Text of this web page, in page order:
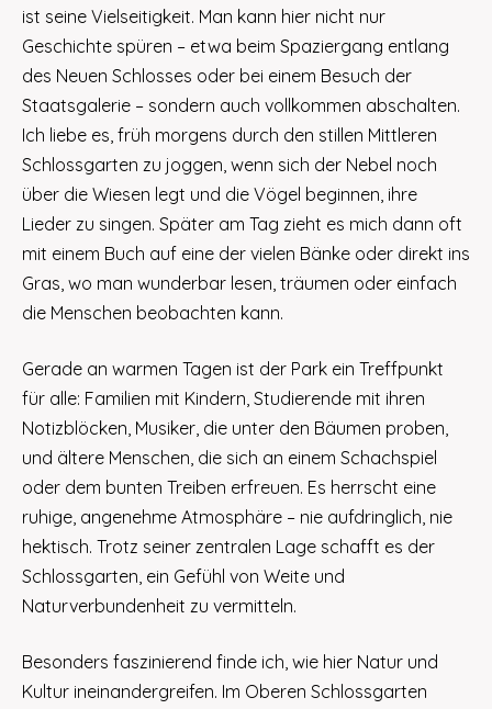
ist seine Vielseitigkeit. Man kann hier nicht nur
Geschichte spüren – etwa beim Spaziergang entlang
des Neuen Schlosses oder bei einem Besuch der
Staatsgalerie – sondern auch vollkommen abschalten.
Ich liebe es, früh morgens durch den stillen Mittleren
Schlossgarten zu joggen, wenn sich der Nebel noch
über die Wiesen legt und die Vögel beginnen, ihre
Lieder zu singen. Später am Tag zieht es mich dann oft
mit einem Buch auf eine der vielen Bänke oder direkt ins
Gras, wo man wunderbar lesen, träumen oder einfach
die Menschen beobachten kann.
Gerade an warmen Tagen ist der Park ein Treffpunkt
für alle: Familien mit Kindern, Studierende mit ihren
Notizblöcken, Musiker, die unter den Bäumen proben,
und ältere Menschen, die sich an einem Schachspiel
oder dem bunten Treiben erfreuen. Es herrscht eine
ruhige, angenehme Atmosphäre – nie aufdringlich, nie
hektisch. Trotz seiner zentralen Lage schafft es der
Schlossgarten, ein Gefühl von Weite und
Naturverbundenheit zu vermitteln.
Besonders faszinierend finde ich, wie hier Natur und
Kultur ineinandergreifen. Im Oberen Schlossgarten